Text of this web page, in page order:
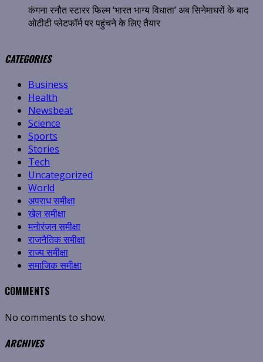
कंगना रनौत स्टारर फिल्म ‘भारत भाग्य विधाता’ अब सिनेमाघरों के बाद
ओटीटी प्लेटफॉर्म पर पहुंचने के लिए तैयार
CATEGORIES
Business
Health
Newsbeat
Science
Sports
Stories
Tech
Uncategorized
World
अपराध समीक्षा
खेल समीक्षा
मनोरंजन समीक्षा
राजनैतिक समीक्षा
राज्य समीक्षा
समाजिक समीक्षा
COMMENTS
No comments to show.
ARCHIVES